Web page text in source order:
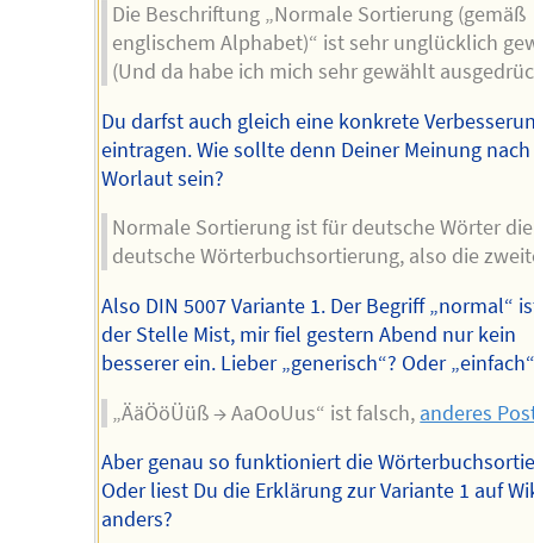
Die Beschriftung „Normale Sortierung (gemäß
englischem Alphabet)“ ist sehr unglücklich
(Und da habe ich mich sehr gewählt
Du darfst auch gleich eine konkrete
eintragen. Wie sollte denn Deiner Meinung
Worlaut sein?
Normale Sortierung ist für deutsche Wörter die
deutsche Wörterbuchsortierung, also die
Also DIN 5007 Variante 1. Der Begriff „normal“
der Stelle Mist, mir fiel gestern Abend nur kein
besserer ein. Lieber „generisch“? Oder
„ÄäÖöÜüß → AaOoUus“ ist falsch, anderes
Aber genau so funktioniert die
Oder liest Du die Erklärung zur Variante 1 auf
anders?